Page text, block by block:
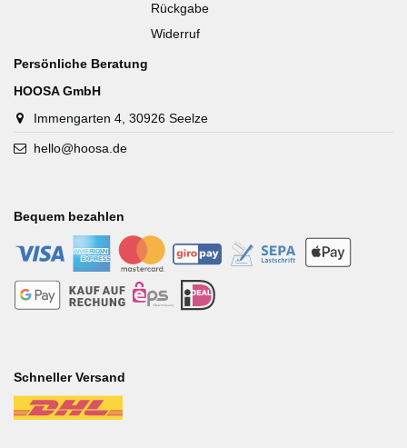
Rückgabe
Widerruf
Persönliche Beratung
HOOSA GmbH
Immengarten 4, 30926 Seelze
hello@hoosa.de
Bequem bezahlen
-
- - - -
- - - -
Schneller Versand